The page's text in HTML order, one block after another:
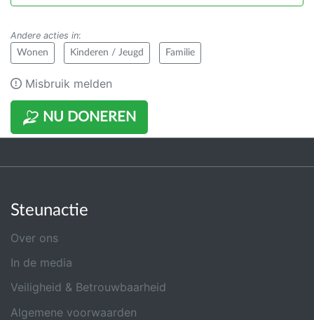
NU DONEREN
Andere acties in:
Wonen Kinderen / Jeugd Familie
Misbruik melden
Steunactie
Over ons
In de media
Veiligheid & Betrouwbaarheid
Algemene voorwaarden